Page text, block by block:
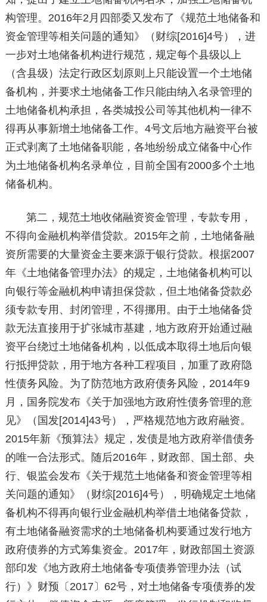
构管理。2016年2月四部委又发布了《规范土地储备和
资金管理等相关问题的通知》（财综[2016]4号），进
一步对土地储备机构进行规范，规定每个县级以上
（含县级）法定行政区划原则上只能设置一个土地储
备机构，并要求土地储备工作只能由纳入名录管理的
土地储备机构承担，各类城投公司等其他机构一律不
得再从事新增土地储备工作。4号文后地方融资平台被
正式剥离了土地储备职能，各地纷纷成立储备中心作
为土地储备机构名录单位，目前全国有2000多个土地
储备机构。
第二，规范土地收储融资资金管理，专款专用，
不得向金融机构举借贷款。2015年之前，土地储备融
资所需要的大量资金主要来源于银行贷款。根据2007
年《土地储备管理办法》的规定，土地储备机构可以
向银行等金融机构申请担保贷款，但土地储备贷款必
须专款专用、封闭管理，不得挪用。由于土地储备贷
款无法直接用于扩张城市基建，地方政府开始通过融
资平台绕过土地储备机构，以低成本取得土地后向银
行抵押贷款，用于地方各种工程项目，加重了政府隐
性债务风险。为了防范地方政府债务风险，2014年9
月，国务院发布《关于加强地方政府性债务管理的意
见》（国发[2014]43号），严格规范地方政府融资。
2015年新《预算法》规定，发债是地方政府举借债务
的唯一合法形式。随后2016年，财政部、国土部、央
行、银监会发布《关于规范土地储备和资金管理等相
关问题的通知》（财综[2016]4号），明确规定土地储
备机构不得再向银行业金融机构举借土地储备贷款，
有土地储备融资需求的土地储备机构要通过发行地方
政府债券的方式筹集资金。2017年，财政部国土资源
部印发《地方政府土地储备专项债券管理办法（试
行）》财预〔2017〕62号，对土地储备专项债券的发